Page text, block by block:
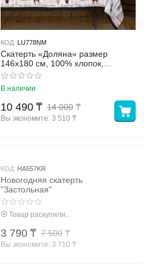
КОД: LU778NM
Скатерть «Доляна» размер
146х180 см, 100% хлопок,
рогожка
В наличии
14 000 ₸
10 490 ₸
Вы экономите: 3 510 ₸
КОД: HA557KR
Новогодняя скатерть
"Застольная"
Товар раскупили...
7 500 ₸
3 790 ₸
Вы экономите: 3 710 ₸